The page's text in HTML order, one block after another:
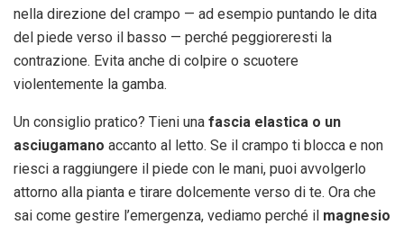
nella direzione del crampo — ad esempio puntando le dita
del piede verso il basso — perché peggioreresti la
contrazione. Evita anche di colpire o scuotere
violentemente la gamba.
Un consiglio pratico? Tieni una fascia elastica o un
asciugamano accanto al letto. Se il crampo ti blocca e non
riesci a raggiungere il piede con le mani, puoi avvolgerlo
attorno alla pianta e tirare dolcemente verso di te. Ora che
sai come gestire l’emergenza, vediamo perché il magnesio